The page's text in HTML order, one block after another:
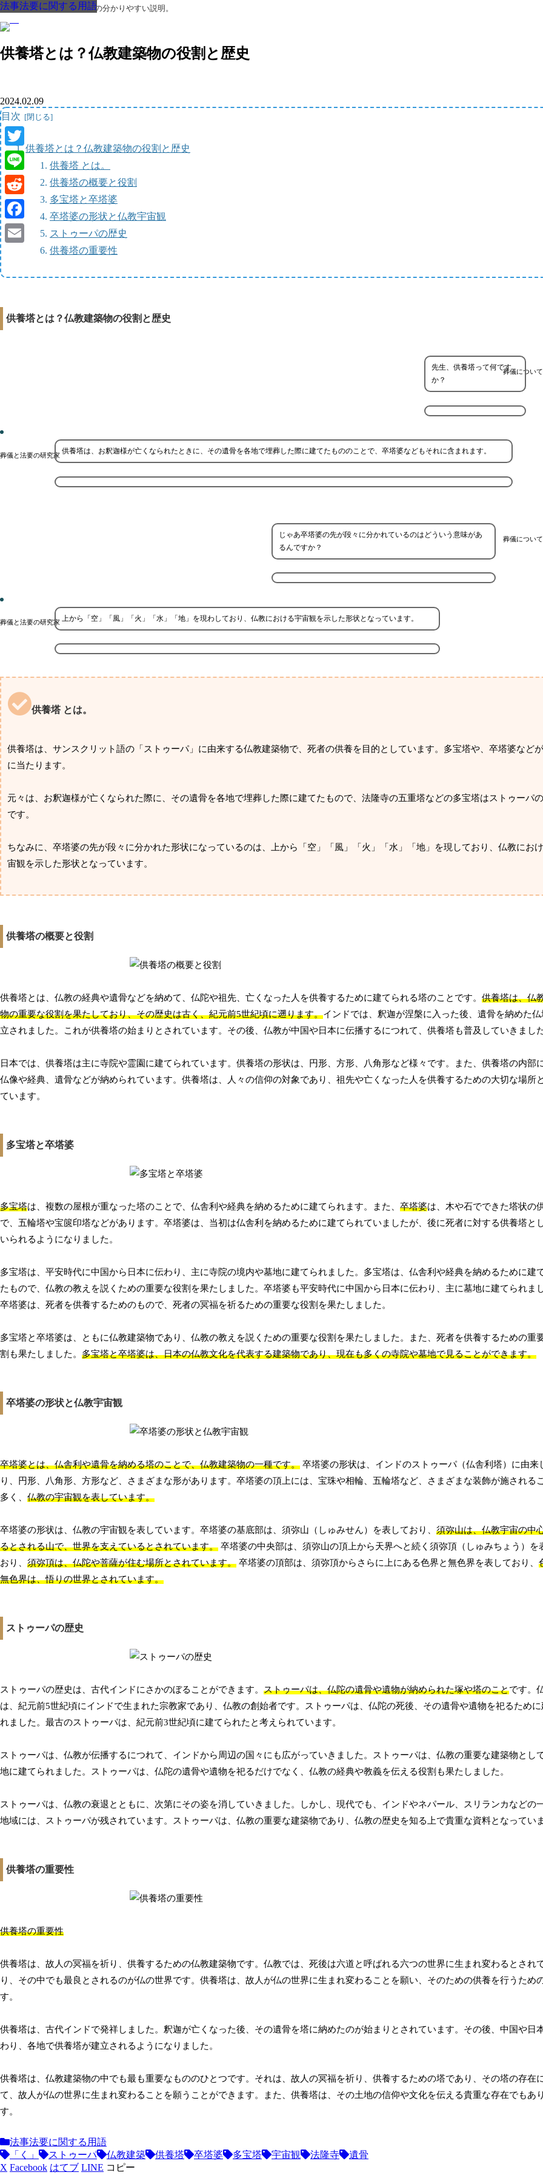
葬儀・葬式・法要についての分かりやすい説明。
供養塔とは？仏教建築物の役割と歴史
法事法要に関する用語
2024.02.09
目次
供養塔とは？仏教建築物の役割と歴史
供養塔 とは。
供養塔の概要と役割
多宝塔と卒塔婆
卒塔婆の形状と仏教宇宙観
ストゥーパの歴史
供養塔の重要性
供養塔とは？仏教建築物の役割と歴史
葬儀につい
先生、供養塔って何です
か？
葬儀と法要の研究家 供養塔は、お釈迦様が亡くなられたときに、その遺骨を各地で埋葬した際に建てたもののことで、卒塔婆などもそれに含まれます。
葬儀につい
じゃあ卒塔婆の先が段々に分かれているのはどういう意味があ
るんですか？
葬儀と法要の研究家 上から「空」「風」「火」「水」「地」を現わしており、仏教における宇宙観を示した形状となっています。
供養塔 とは。
供養塔は、サンスクリット語の「ストゥーパ」に由来する仏教建築物で、死者の供養を目的としています。多宝塔や、卒塔婆など
に当たります。
元々は、お釈迦様が亡くなられた際に、その遺骨を各地で埋葬した際に建てたもので、法隆寺の五重塔などの多宝塔はストゥーパ
です。
ちなみに、卒塔婆の先が段々に分かれた形状になっているのは、上から「空」「風」「火」「水」「地」を現しており、仏教にお
宙観を示した形状となっています。
供養塔の概要と役割
供養塔とは、仏教の経典や遺骨などを納めて、仏陀や祖先、亡くなった人を供養するために建てられる塔のことです。 供養塔は、仏
物の重要な役割を果たしており、その歴史は古く、紀元前5世紀頃に遡ります。インドでは、釈迦が涅槃に入った後、遺骨を納めた仏
立されました。これが供養塔の始まりとされています。その後、仏教が中国や日本に伝播するにつれて、供養塔も普及していきました
日本では、供養塔は主に寺院や霊園に建てられています。供養塔の形状は、円形、方形、八角形など様々です。また、供養塔の内部に
仏像や経典、遺骨などが納められています。供養塔は、人々の信仰の対象であり、祖先や亡くなった人を供養するための大切な場所
ています。
多宝塔と卒塔婆
多宝塔は、複数の屋根が重なった塔のことで、仏舎利や経典を納めるために建てられます。また、 卒塔婆は、木や石でできた塔状の
で、五輪塔や宝篋印塔などがあります。卒塔婆は、当初は仏舎利を納めるために建てられていましたが、後に死者に対する供養塔と
いられるようになりました。
多宝塔は、平安時代に中国から日本に伝わり、主に寺院の境内や墓地に建てられました。多宝塔は、仏舎利や経典を納めるために建
たもので、仏教の教えを説くための重要な役割を果たしました。卒塔婆も平安時代に中国から日本に伝わり、主に墓地に建てられまし
卒塔婆は、死者を供養するためのもので、死者の冥福を祈るための重要な役割を果たしました。
多宝塔と卒塔婆は、ともに仏教建築物であり、仏教の教えを説くための重要な役割を果たしました。また、死者を供養するための重
割も果たしました。 多宝塔と卒塔婆は、日本の仏教文化を代表する建築物であり、現在も多くの寺院や墓地で見ることができます。
卒塔婆の形状と仏教宇宙観
卒塔婆とは、仏舎利や遺骨を納める塔のことで、仏教建築物の一種です。 卒塔婆の形状は、インドのストゥーパ（仏舎利塔）に由来
り、円形、八角形、方形など、さまざまな形があります。卒塔婆の頂上には、宝珠や相輪、五輪塔など、さまざまな装飾が施される
多く、 仏教の宇宙観を表しています。
卒塔婆の形状は、仏教の宇宙観を表しています。卒塔婆の基底部は、須弥山（しゅみせん）を表しており、 須弥山は、仏教宇宙の中
るとされる山で、世界を支えているとされています。 卒塔婆の中央部は、須弥山の頂上から天界へと続く須弥頂（しゅみちょう）を
おり、 須弥頂は、仏陀や菩薩が住む場所とされています。 卒塔婆の頂部は、須弥頂からさらに上にある色界と無色界を表しており、
無色界は、悟りの世界とされています。
ストゥーパの歴史
ストゥーパの歴史は、古代インドにさかのぼることができます。 ストゥーパは、仏陀の遺骨や遺物が納められた塚や塔のことです。
は、紀元前5世紀頃にインドで生まれた宗教家であり、仏教の創始者です。ストゥーパは、仏陀の死後、その遺骨や遺物を祀るために
れました。最古のストゥーパは、紀元前3世紀頃に建てられたと考えられています。
ストゥーパは、仏教が伝播するにつれて、インドから周辺の国々にも広がっていきました。ストゥーパは、仏教の重要な建築物とし
地に建てられました。ストゥーパは、仏陀の遺骨や遺物を祀るだけでなく、仏教の経典や教義を伝える役割も果たしました。
ストゥーパは、仏教の衰退とともに、次第にその姿を消していきました。しかし、現代でも、インドやネパール、スリランカなどの
地域には、ストゥーパが残されています。ストゥーパは、仏教の重要な建築物であり、仏教の歴史を知る上で貴重な資料となっていま
供養塔の重要性
供養塔の重要性
供養塔は、故人の冥福を祈り、供養するための仏教建築物です。仏教では、死後は六道と呼ばれる六つの世界に生まれ変わるとされ
り、その中でも最良とされるのが仏の世界です。供養塔は、故人が仏の世界に生まれ変わることを願い、そのための供養を行うため
す。
供養塔は、古代インドで発祥しました。釈迦が亡くなった後、その遺骨を塔に納めたのが始まりとされています。その後、中国や日
わり、各地で供養塔が建立されるようになりました。
供養塔は、仏教建築物の中でも最も重要なもののひとつです。それは、故人の冥福を祈り、供養するための塔であり、その塔の存在
て、故人が仏の世界に生まれ変わることを願うことができます。また、供養塔は、その土地の信仰や文化を伝える貴重な存在でもあ
す。
法事法要に関する用語
「く」
ストゥーパ 仏教建築 供養塔 卒塔婆 多宝塔 宇宙観 法隆寺
遺骨
X Facebook はてブ LINE コピー
法事法要に関する用語
法事法要に関する用語
法事法要に関する用語
法事法要に関する用語
法事法要に関する用語
法事法要に関する用語
Twitter
Line
Reddit
Facebook